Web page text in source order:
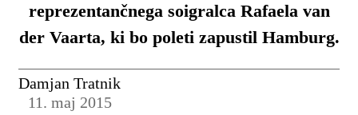
reprezentančnega soigralca Rafaela van
der Vaarta, ki bo poleti zapustil Hamburg.
Damjan Tratnik
11. maj 2015